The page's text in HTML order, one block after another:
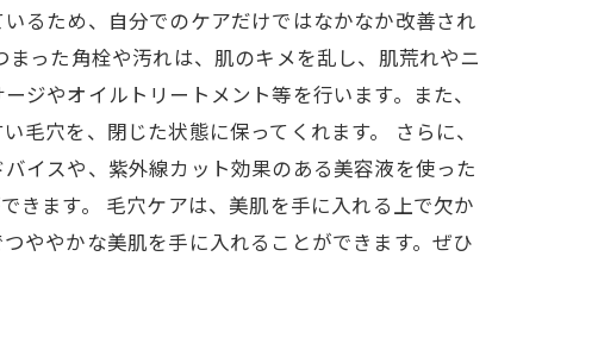
るため、自分でのケアだけではなかなか改善され
った角栓や汚れは、肌のキメを乱し、肌荒れやニ
ジやオイルトリートメント等を行います。また、
穴を、閉じた状態に保ってくれます。 さらに、
イスや、紫外線カット効果のある美容液を使った
きます。 毛穴ケアは、美肌を手に入れる上で欠か
ややかな美肌を手に入れることができます。ぜひ